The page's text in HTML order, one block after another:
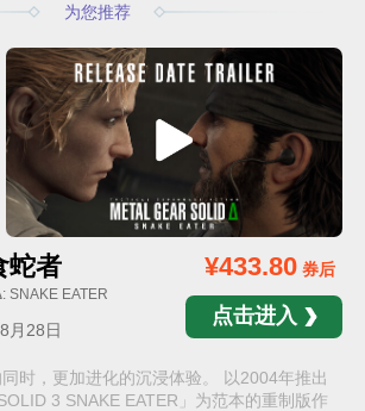
为您推荐
蛇者
SNAKE EATER
月28日
¥433.80券后
点击进入
时，更加进化的沉浸体验。 以2004年推出
3 SNAKE EATER」为范本的重制版作